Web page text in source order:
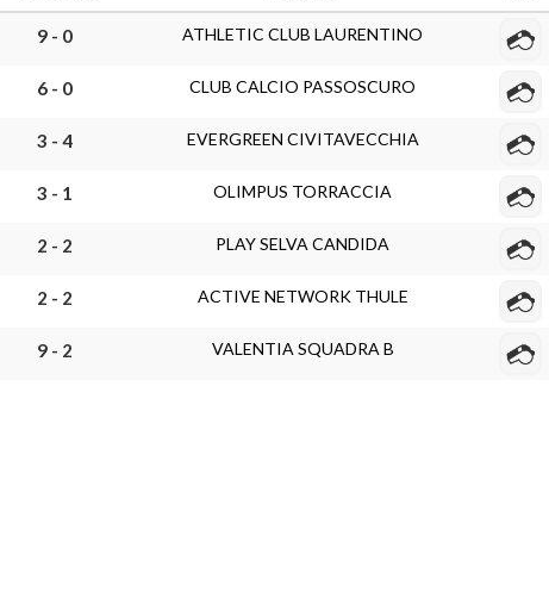
9 - 0 ATHLETIC CLUB LAURENTINO
6 - 0 CLUB CALCIO PASSOSCURO
3 - 4 EVERGREEN CIVITAVECCHIA
3 - 1 OLIMPUS TORRACCIA
2 - 2 PLAY SELVA CANDIDA
2 - 2 ACTIVE NETWORK THULE
9 - 2 VALENTIA SQUADRA B